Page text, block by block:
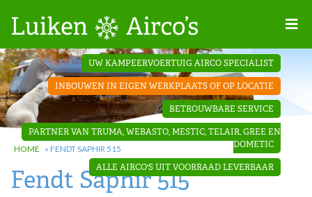
Projecten
Contact
Dakopbouw
airco’s
‘Onder de
bank’ airco’s
UW KAMPEERVOERTUIG AIRCO SPECIALIST
INBOUWEN IN EIGEN WERKPLAATS OF OP LOCATIE
BETROUWBARE SERVICE
PARTNER VAN TRUMA, WEBASTO, MESTIC, TELAIR, GREE EN
DOMETIC
ALLE AIRCO'S UIT VOORRAAD LEVERBAAR
HOME » FENDT SAPHIR 515
Fendt Saphir 515